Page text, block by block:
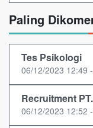
Paling
Tes Psikologi
06/12/2023 12:49
Recruitment
06/12/2023 12:52